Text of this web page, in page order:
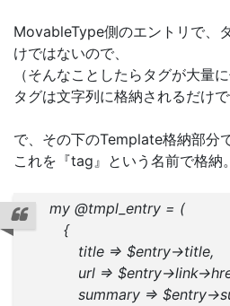
MovableType側のエントリで、
けではないので、
（そんなことしたらタグが大量
タグは文字列に格納されるだけで
で、その下のTemplate格納部分で
これを『tag』という名前で格納。
my @tmpl_entry = (
{
title => $entry->title,
url => $entry->link-
summary => $entry-